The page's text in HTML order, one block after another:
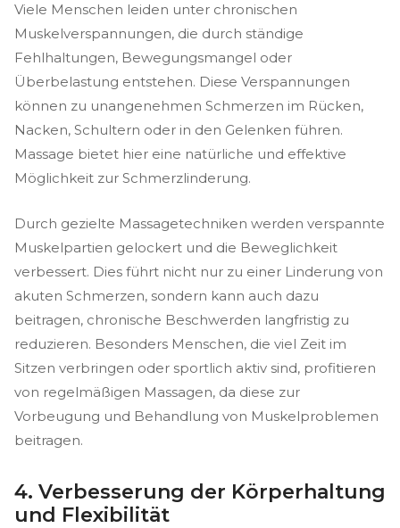
Viele Menschen leiden unter chronischen
Muskelverspannungen, die durch ständige
Fehlhaltungen, Bewegungsmangel oder
Überbelastung entstehen. Diese Verspannungen
können zu unangenehmen Schmerzen im Rücken,
Nacken, Schultern oder in den Gelenken führen.
Massage bietet hier eine natürliche und effektive
Möglichkeit zur Schmerzlinderung.
Durch gezielte Massagetechniken werden verspannte
Muskelpartien gelockert und die Beweglichkeit
verbessert. Dies führt nicht nur zu einer Linderung von
akuten Schmerzen, sondern kann auch dazu
beitragen, chronische Beschwerden langfristig zu
reduzieren. Besonders Menschen, die viel Zeit im
Sitzen verbringen oder sportlich aktiv sind, profitieren
von regelmäßigen Massagen, da diese zur
Vorbeugung und Behandlung von Muskelproblemen
beitragen.
4. Verbesserung der Körperhaltung
und Flexibilität